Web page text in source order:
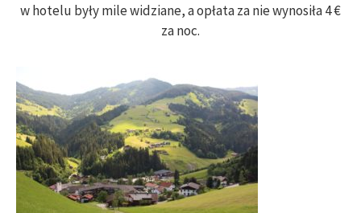
w hotelu były mile widziane, a opłata za nie wynosiła 4 €
za noc.